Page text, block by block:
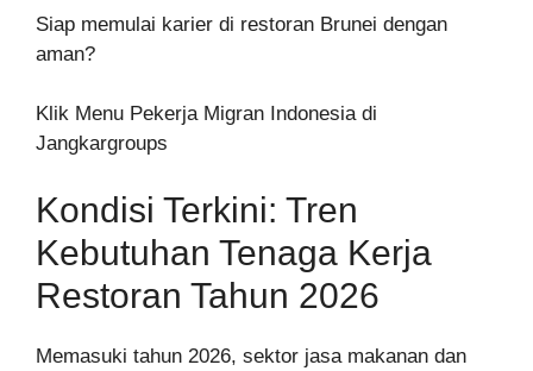
Siap memulai karier di restoran Brunei dengan
aman?
Klik Menu Pekerja Migran Indonesia di
Jangkargroups
Kondisi Terkini: Tren
Kebutuhan Tenaga Kerja
Restoran Tahun 2026
Memasuki tahun 2026, sektor jasa makanan dan